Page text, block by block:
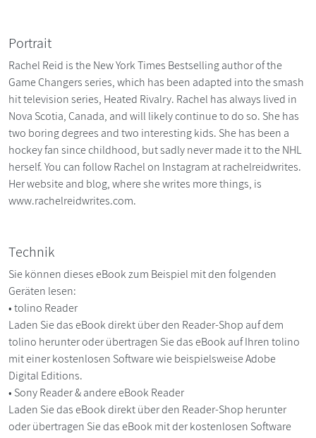
Portrait
Rachel Reid is the New York Times Bestselling author of the
Game Changers series, which has been adapted into the smash
hit television series, Heated Rivalry. Rachel has always lived in
Nova Scotia, Canada, and will likely continue to do so. She has
two boring degrees and two interesting kids. She has been a
hockey fan since childhood, but sadly never made it to the NHL
herself. You can follow Rachel on Instagram at rachelreidwrites.
Her website and blog, where she writes more things, is
www.rachelreidwrites.com.
Technik
Sie können dieses eBook zum Beispiel mit den folgenden
Geräten lesen:
• tolino Reader
Laden Sie das eBook direkt über den Reader-Shop auf dem
tolino herunter oder übertragen Sie das eBook auf Ihren tolino
mit einer kostenlosen Software wie beispielsweise Adobe
Digital Editions.
• Sony Reader & andere eBook Reader
Laden Sie das eBook direkt über den Reader-Shop herunter
oder übertragen Sie das eBook mit der kostenlosen Software